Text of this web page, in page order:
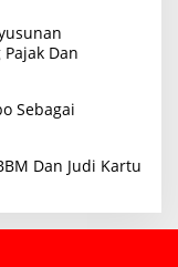
Dan
Sebagai
Dan Judi Kartu